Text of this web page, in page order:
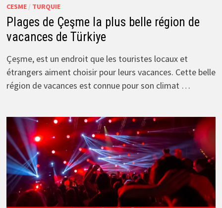
CESME/ TURQUIE
Plages de Çeşme la plus belle région de
vacances de Türkiye
Çeşme, est un endroit que les touristes locaux et
étrangers aiment choisir pour leurs vacances. Cette belle
région de vacances est connue pour son climat …